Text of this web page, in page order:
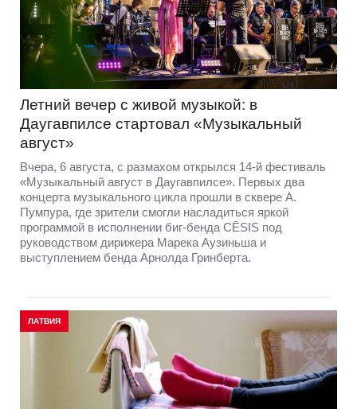
Летний вечер с живой музыкой: в
Даугавпилсе стартовал «Музыкальный
август»
Вчера, 6 августа, с размахом открылся 14-й фестиваль
«Музыкальный август в Даугавпилсе». Первых два
концерта музыкального цикла прошли в сквере А.
Пумпура, где зрители смогли насладиться яркой
программой в исполнении биг-бенда CĒSIS под
руководством дирижера Марека Аузиньша и
выступлением бенда Арнолда Гринберта.
ЛАТВИЯ